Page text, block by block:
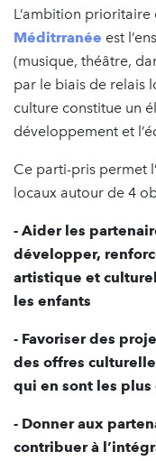
L’ambition prioritaire
Méditrranée est
(musique, théâtre,
par le biais de relais
culture constitue un
développement et
Ce parti-pris permet
locaux autour de 4
- Aider les
développer,
artistique et
les enfants
- Favoriser des
des offres
qui en sont les plus
- Donner aux
contribuer à